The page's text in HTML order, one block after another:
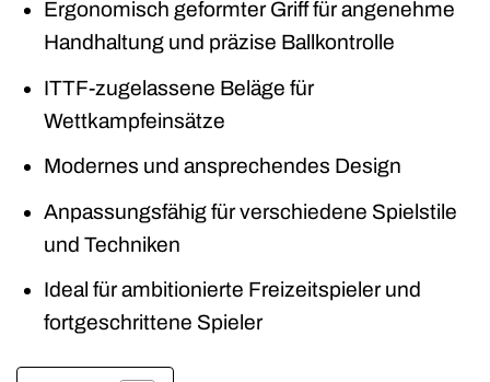
Ergonomisch geformter Griff für angenehme
Handhaltung und präzise Ballkontrolle
ITTF-zugelassene Beläge für
Wettkampfeinsätze
Modernes und ansprechendes Design
Anpassungsfähig für verschiedene Spielstile
und Techniken
Ideal für ambitionierte Freizeitspieler und
fortgeschrittene Spieler